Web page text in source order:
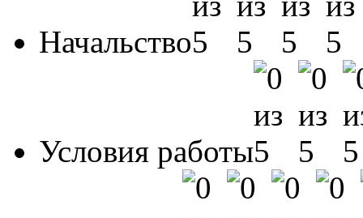
Начальство
Условия работы